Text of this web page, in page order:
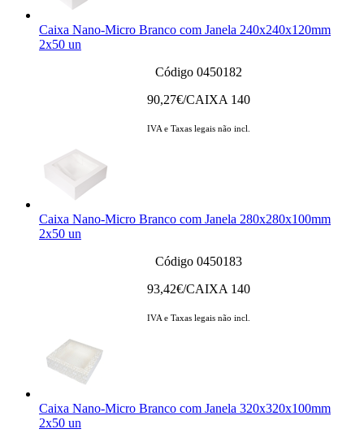
Caixa Nano-Micro Branco com Janela 240x240x120mm
2x50 un
Código 0450182
90,27€/CAIXA 140
IVA e Taxas legais não incl.
Caixa Nano-Micro Branco com Janela 280x280x100mm
2x50 un
Código 0450183
93,42€/CAIXA 140
IVA e Taxas legais não incl.
Caixa Nano-Micro Branco com Janela 320x320x100mm
2x50 un